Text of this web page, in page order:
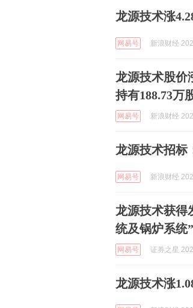
龙源技术涨
网易号 新浪财经
龙源技术股价
持有188.73万
网易号 新浪财经
龙源技术招标
网易号 新浪财经
龙源技术获得
统及锅炉系统”
网易号 证券之星
龙源技术涨